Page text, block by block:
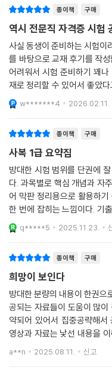
종이책 구매
역시 전문직 자격증 시험
사실 동생이 준비하는 시험이
를 바탕으로 교재 후기를 작
어려워서 시험 준비하기 꽤
재로 정리할 수 있어서 좋았
다고 하네요. 덕분에 동생이 한
w*******4 2026.02.11.
종이책 구매
사복 1급 요약집
방대한 시험 범위를 단권에
다. 과목별로 핵심 개념과 자
어 막판 정리용으로 활용하
한 번에 잡히는 느낌이다. 기
이 되며, 독학하는 수험생에게
q*****5 2025.11.23.
종이책 구매
희망이 보인다
방대한 분량의 내용이 한권으
공되는 자료들이 도움이 많
약되어 있어서 집중공략해
영상과 자료는 낯선 내용을
에도 선택할래요!
a**n 2025.08.11. 신고